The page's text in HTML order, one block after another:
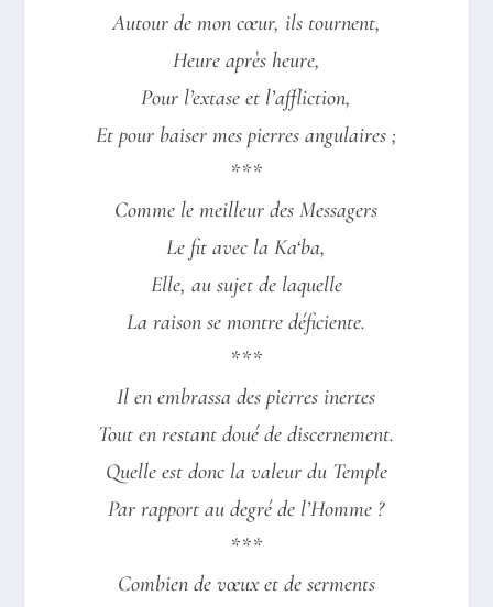
Autour de mon cœur, ils tournent,
Heure après heure,
Pour l’extase et l’affliction,
Et pour baiser mes pierres angulaires ;
***
Comme le meilleur des Messagers
Le fit avec la Ka‘ba,
Elle, au sujet de laquelle
La raison se montre déficiente.
***
Il en embrassa des pierres inertes
Tout en restant doué de discernement.
Quelle est donc la valeur du Temple
Par rapport au degré de l’Homme ?
***
Combien de vœux et de serments